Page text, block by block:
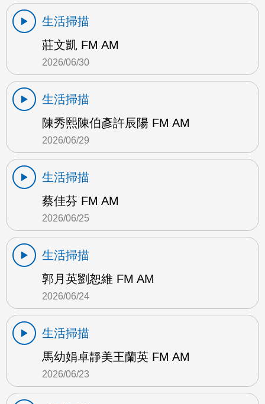
生活掃描
莊文凱 FM AM
2026/06/30
生活掃描
陳秀熙陳伯彥許辰陽 FM AM
2026/06/29
生活掃描
蔡佳芬 FM AM
2026/06/25
生活掃描
郭月英劉恕維 FM AM
2026/06/24
生活掃描
馬幼娟卓靜美王蘭英 FM AM
2026/06/23